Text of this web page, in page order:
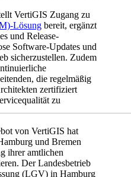
VertiGIS Zugang zu
Lösung bereit, ergänzt
und Release-
Software-Updates und
sicherzustellen. Zudem
die regelmäßig
zertifiziert
zu
von VertiGIS hat
und Bremen
ihrer amtlichen
Der Landesbetrieb
(LGV) in Hamburg